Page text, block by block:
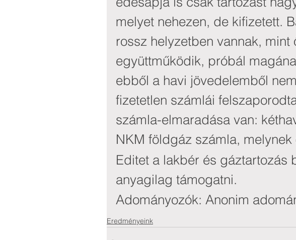
melyet nehezen, de kifizetett.
rossz helyzetben vannak,
együttműködik, próbál
ebből a havi jövedelemből
fizetetlen számlái
számla-elmaradása van:
NKM földgáz számla,
Editet a lakbér és gáztartozás
anyagilag támogatni.
Adományozók: Anonim
Eredményeink